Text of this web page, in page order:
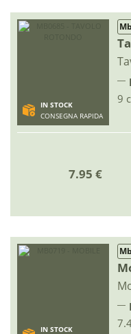
IN STOCK
CONSEGNA RAPIDA
9
7.95 €
IN STOCK